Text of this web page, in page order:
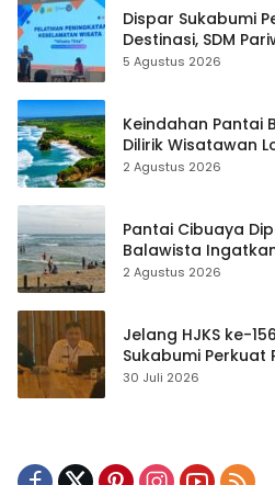
Dispar Sukabumi
Destinasi, SDM
hingga Teknik
5 Agustus 2026
Keindahan Pantai
Dilirik Wisatawan
2 Agustus 2026
Pantai Cibuaya
Balawista
Waspada
2 Agustus 2026
Jelang HJKS ke-
Sukabumi Perkuat
Publikasi Digital
30 Juli 2026